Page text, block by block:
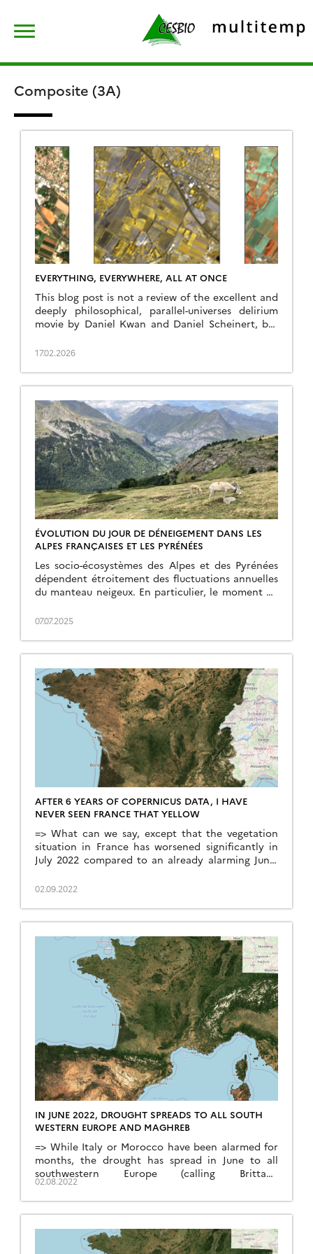
content
Composite (3A)
EVERYTHING, EVERYWHERE, ALL AT ONCE
This blog post is not a review of the excellent and
deeply philosophical, parallel-universes delirium
movie by Daniel Kwan and Daniel Scheinert, but
capabilities of our latest algorithm, which has just
J. Michel and J. Inglada, « Temporal attention
multi-resolution fusion […]
17.02.2026
ÉVOLUTION DU JOUR DE DÉNEIGEMENT DANS LES
ALPES FRANÇAISES ET LES PYRÉNÉES
Les socio-écosystèmes des Alpes et des Pyrénées
dépendent étroitement des fluctuations annuelles
du manteau neigeux. En particulier, le moment de
la saison de croissance de la végétation de
changement climatique est en train de bouleverser
ce rythme saisonnier. […]
07.07.2025
AFTER 6 YEARS OF COPERNICUS DATA, I HAVE
NEVER SEEN FRANCE THAT YELLOW
=> What can we say, except that the vegetation
situation in France has worsened significantly in
July 2022 compared to an already alarming June.
month of July are available since a few days, and
exceptional drought on the whole territory. Only
[…]
02.09.2022
IN JUNE 2022, DROUGHT SPREADS TO ALL SOUTH
WESTERN EUROPE AND MAGHREB
=> While Italy or Morocco have been alarmed for
months, the drought has spread in June to all
southwestern Europe (calling Brittany
« southwestern » is a bit risky, I admit). The surface
reflectance syntheses from Sentinel-2 have been
delivered for the month of June a few days ago (I
was on holidays), and the comparison with […]
02.08.2022